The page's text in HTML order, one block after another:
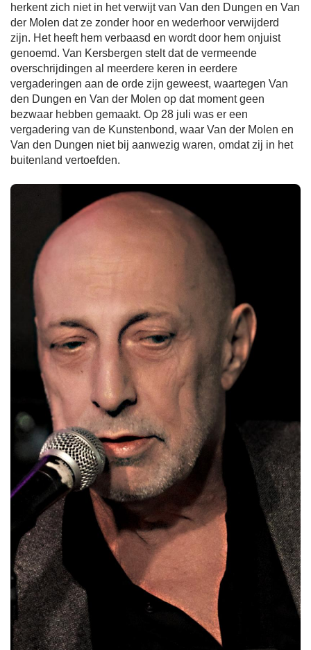
herkent zich niet in het verwijt van Van den Dungen en Van
der Molen dat ze zonder hoor en wederhoor verwijderd
zijn. Het heeft hem verbaasd en wordt door hem onjuist
genoemd. Van Kersbergen stelt dat de vermeende
overschrijdingen al meerdere keren in eerdere
vergaderingen aan de orde zijn geweest, waartegen Van
den Dungen en Van der Molen op dat moment geen
bezwaar hebben gemaakt. Op 28 juli was er een
vergadering van de Kunstenbond, waar Van der Molen en
Van den Dungen niet bij aanwezig waren, omdat zij in het
buitenland vertoefden.